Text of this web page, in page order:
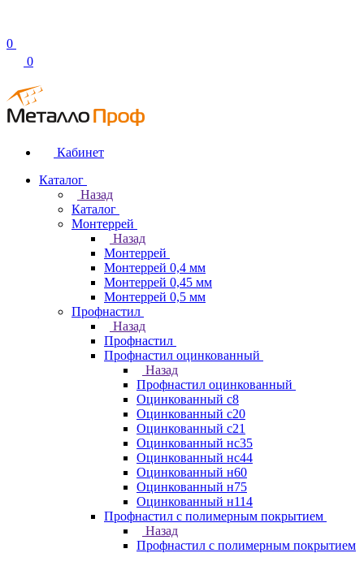
0
0
Кабинет
Каталог
Назад
Каталог
Монтеррей
Назад
Монтеррей
Монтеррей 0,4 мм
Монтеррей 0,45 мм
Монтеррей 0,5 мм
Профнастил
Назад
Профнастил
Профнастил оцинкованный
Назад
Профнастил оцинкованный
Оцинкованный с8
Оцинкованный с20
Оцинкованный с21
Оцинкованный нс35
Оцинкованный нс44
Оцинкованный н60
Оцинкованный н75
Оцинкованный н114
Профнастил с полимерным покрытием
Назад
Профнастил с полимерным покрытием